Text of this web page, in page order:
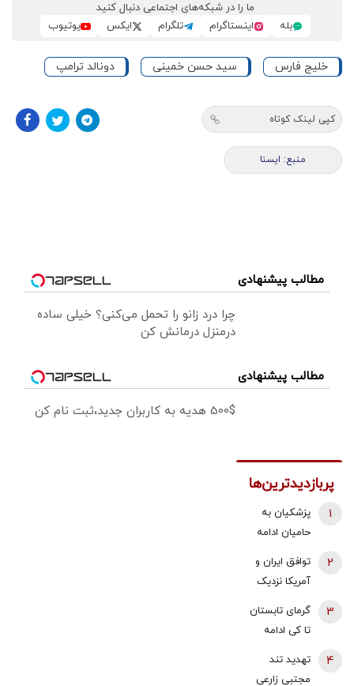
ما را در شبکه‌های اجتماعی دنبال کنید
بله
اینستاگرام تلگرام ایکس یوتیوب
خلیج فارس سید حسن خمینی دونالد ترامپ
کپی لینک کوتاه
منبع: ايسنا
مطالب پیشنهادی
چرا درد زانو را تحمل می‌کنی؟ خیلی ساده
درمنزل درمانش کن
مطالب پیشنهادی
500$ هدیه به کاربران جدید،ثبت نام کن
پربازدیدترین‌ها
پزشکیان به
حامیان ادامه
تبعاتش را هم
باید دید
1
توافق ایران و
آمریکا نزدیک
شد؟/ وزیر
یا فردا» گفت
2
گرمای تابستان
تا کی ادامه
3
تهدید تند
مجتبی زارعی
4